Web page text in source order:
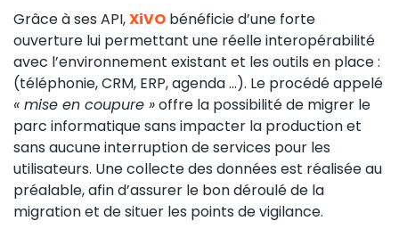
Grâce à ses API,XiVO bénéficie d’une forte
ouverture lui permettant une réelle interopérabilité
avec l’environnement existant et les outils en place :
(téléphonie, CRM, ERP, agenda …). Le procédé appelé
« mise en coupure »offre la possibilité de migrer le
parc informatique sans impacter la production et
sans aucune interruption de services pour les
utilisateurs. Une collecte des données est réalisée au
préalable, afin d’assurer le bon déroulé de la
migration et de situer les points de vigilance.